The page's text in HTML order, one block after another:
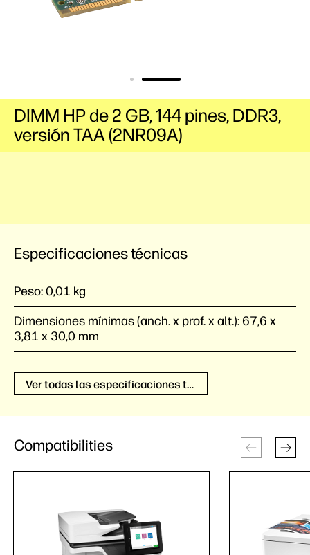
DIMM HP de 2 GB, 144 pines, DDR3,
versión TAA (2NR09A)
Especificaciones técnicas
Peso:0,01 kg
Dimensiones mínimas (anch. x prof. x alt.): 67,6 x
3,81 x 30,0 mm
Ver todas las especificaciones técnicas
Compatibilities